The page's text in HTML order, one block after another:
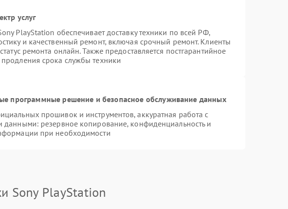
услуг
PlayStation обеспечивает доставку техники по всей РФ,
и качественный ремонт, включая срочный ремонт. Клиенты
ремонта онлайн. Также предоставляется постгарантийное
срока службы техники
программные решение и безопасное обслуживание данных
прошивок и инструментов, аккуратная работа с
данными: резервное копирование, конфиденциальность и
при необходимости
Sony PlayStation